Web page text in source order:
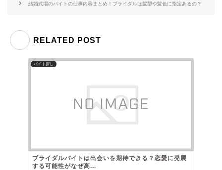
結婚式場のバイトの仕事内容まとめ！ブライダルは髪型や髪色に指定あるの？
RELATED POST
バイト探し
ブライダルバイトは出会いを期待できる？恋愛に発展
する可能性がなぜ高...